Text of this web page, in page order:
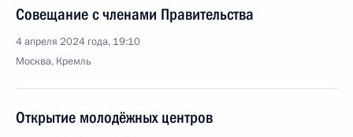
Совещание с членами Правительства
4 апреля 2024 года, 19:10
Москва, Кремль
Открытие молодёжных центров